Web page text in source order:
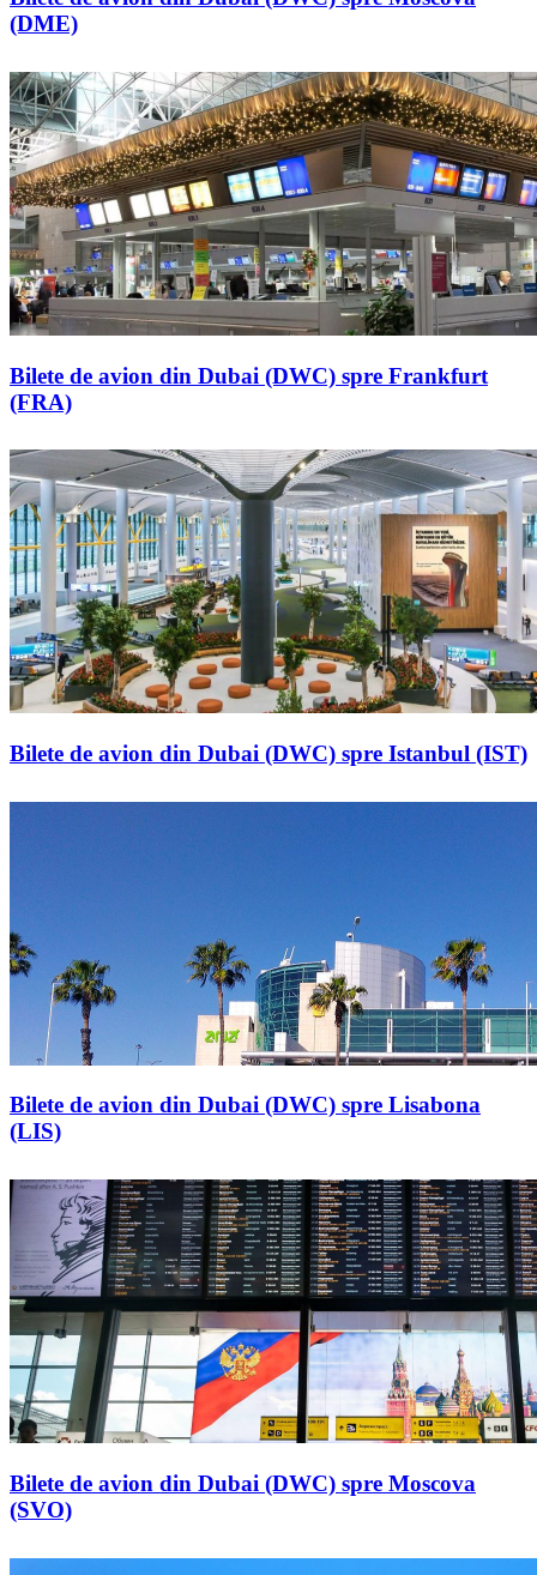
(DME)
Bilete de avion din Dubai (DWC) spre Frankfurt
(FRA)
Bilete de avion din Dubai (DWC) spre Istanbul (IST)
Bilete de avion din Dubai (DWC) spre Lisabona
(LIS)
Bilete de avion din Dubai (DWC) spre Moscova
(SVO)